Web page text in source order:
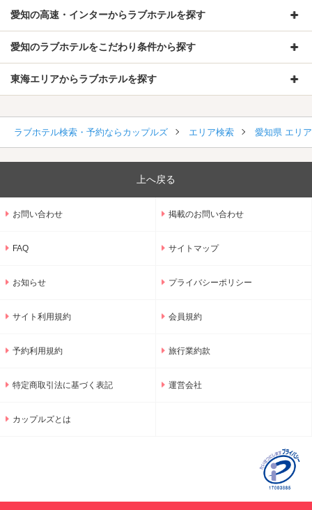
愛知の高速・インターからラブホテルを探す
愛知のラブホテルをこだわり条件から探す
東海エリアからラブホテルを探す
ラブホテル検索・予約ならカップルズ エリア検索 愛知県 エリ
上へ戻る
お問い合わせ 掲載のお問い合わせ
FAQ サイトマップ
お知らせ プライバシーポリシー
サイト利用規約 会員規約
予約利用規約 旅行業約款
特定商取引法に基づく表記 運営会社
カップルズとは